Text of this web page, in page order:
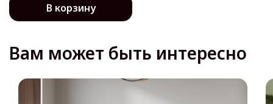
В корзину
Вам может быть интересно